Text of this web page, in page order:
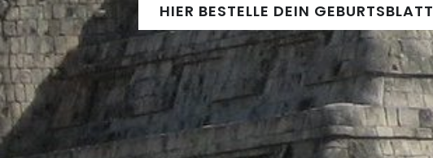
HIER BESTELLE DEIN GEBURTSBLATT